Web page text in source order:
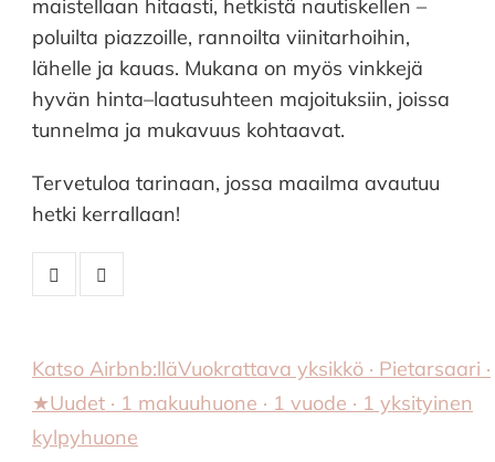
maistellaan hitaasti, hetkistä nautiskellen –
poluilta piazzoille, rannoilta viinitarhoihin,
lähelle ja kauas. Mukana on myös vinkkejä
hyvän hinta–laatusuhteen majoituksiin, joissa
tunnelma ja mukavuus kohtaavat.
Tervetuloa tarinaan, jossa maailma avautuu
hetki kerrallaan!
Katso Airbnb:lläVuokrattava yksikkö · Pietarsaari ·
★Uudet · 1 makuuhuone · 1 vuode · 1 yksityinen
kylpyhuone